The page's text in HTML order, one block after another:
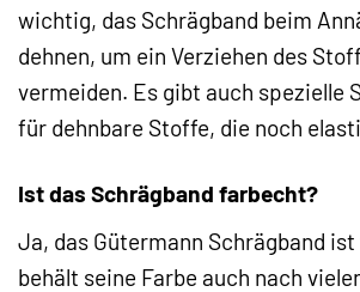
wichtig, das Schrägband beim
dehnen, um ein Verziehen des
vermeiden. Es gibt auch spezielle
für dehnbare Stoffe, die noch
Ist das Schrägband farbecht?
Ja, das Gütermann Schrägband
behält seine Farbe auch nach